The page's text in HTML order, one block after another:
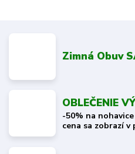
Zimná Obuv
OBLEČENIE
-50% na
cena sa zobrazí